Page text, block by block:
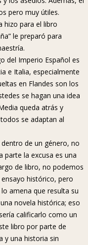
pero muy útiles.
hizo para el libro
le preparó para
del Imperio Español es
e Italia, especialmente
en Flandes son los
se hagan una idea
queda atrás y
se adaptan al
de un género, no
parte la excusa es una
de libro, no podemos
histórico, pero
amena que resulta su
novela histórica; eso
calificarlo como un
libro por parte de
y una historia sin